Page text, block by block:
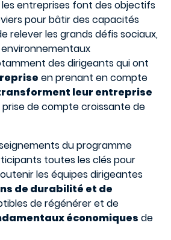
entreprises font des objectifs
pour bâtir des capacités
relever les grands défis sociaux,
des dirigeants qui ont
en prenant en compte
leur entreprise
de compte croissante de
du programme
toutes les clés pour
les équipes dirigeantes
de durabilité et de
de régénérer et de
économiques de